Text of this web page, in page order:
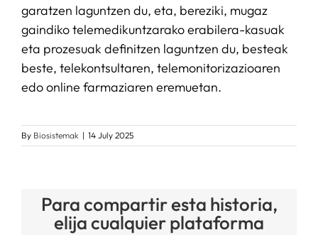
garatzen laguntzen du, eta, bereziki, mugaz
gaindiko telemedikuntzarako erabilera-kasuak
eta prozesuak definitzen laguntzen du, besteak
beste, telekontsultaren, telemonitorizazioaren
edo online farmaziaren eremuetan.
By Biosistemak | 14 July 2025
Para compartir esta historia,
elija cualquier plataforma